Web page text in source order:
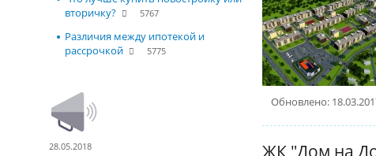
вторичку?
5767
Различия между ипотекой и
рассрочкой
5775
28.05.2018
Обновлено: